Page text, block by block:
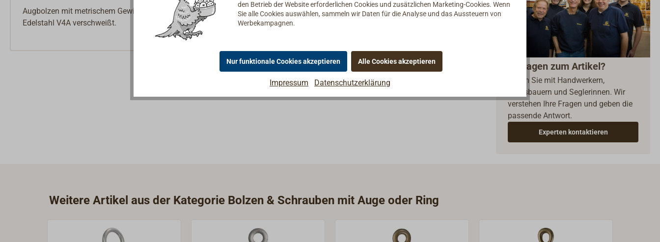
Augbolzen mit metrischem Gewinde, mit großem Kragen.
Edelstahl V4A verschweißt.
Fragen zum Artikel?
Reden Sie mit Handwerkern,
Bootsbauern und Seglerinnen. Wir
verstehen Ihre Fragen und geben die
passende Antwort.
Experten kontaktieren
Weitere Artikel aus der Kategorie Bolzen & Schrauben mit Auge oder Ring
den Betrieb der Website erforderlichen Cookies und zusätzlichen Marketing-Cookies. Wenn
Sie alle Cookies auswählen, sammeln wir Daten für die Analyse und das Aussteuern von
Werbekampagnen.
Nur funktionale Cookies akzeptieren Alle Cookies akzeptieren
Impressum Datenschutzerklärung